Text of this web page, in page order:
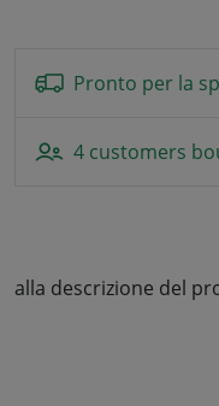
Pronto per la
4 customers
alla descrizione del